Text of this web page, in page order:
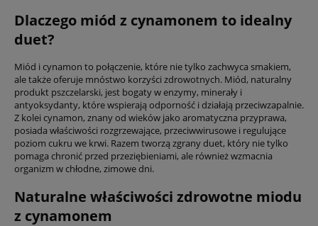
Dlaczego miód z cynamonem to idealny
duet?
Miód i cynamon to połączenie, które nie tylko zachwyca smakiem,
ale także oferuje mnóstwo korzyści zdrowotnych. Miód, naturalny
produkt pszczelarski, jest bogaty w enzymy, minerały i
antyoksydanty, które wspierają odporność i działają przeciwzapalnie.
Z kolei cynamon, znany od wieków jako aromatyczna przyprawa,
posiada właściwości rozgrzewające, przeciwwirusowe i regulujące
poziom cukru we krwi. Razem tworzą zgrany duet, który nie tylko
pomaga chronić przed przeziębieniami, ale również wzmacnia
organizm w chłodne, zimowe dni.
Naturalne właściwości zdrowotne miodu
z cynamonem